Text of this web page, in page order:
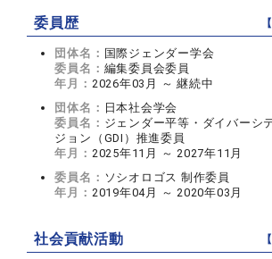
委員歴
団体名： 国際ジェンダー学会
委員名： 編集委員会委員
年月： 2026年03月 ～ 継続中
団体名： 日本社会学会
委員名： ジェンダー平等・ダイバーシ
ジョン（GDI）推進委員
年月： 2025年11月 ～ 2027年11月
委員名： ソシオロゴス 制作委員
年月： 2019年04月 ～ 2020年03月
社会貢献活動